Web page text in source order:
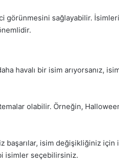
görünmesini sağlayabilir.
havalı bir isim arıyorsanız,
olabilir. Örneğin,
başarılar, isim değişikliğiniz için
isimler seçebilirsiniz.